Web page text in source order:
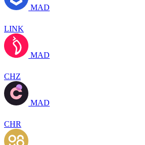
MAD
LINK
MAD
CHZ
MAD
CHR